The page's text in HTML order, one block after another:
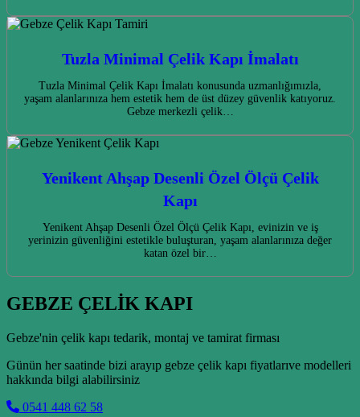
Tuzla Minimal Çelik Kapı İmalatı
Tuzla Minimal Çelik Kapı İmalatı konusunda uzmanlığımızla,
yaşam alanlarınıza hem estetik hem de üst düzey güvenlik katıyoruz.
Gebze merkezli çelik…
Yenikent Ahşap Desenli Özel Ölçü Çelik
Kapı
Yenikent Ahşap Desenli Özel Ölçü Çelik Kapı, evinizin ve iş
yerinizin güvenliğini estetikle buluşturan, yaşam alanlarınıza değer
katan özel bir…
GEBZE ÇELİK KAPI
Gebze'nin çelik kapı tedarik, montaj ve tamirat firması
Günün her saatinde bizi arayıp gebze çelik kapı fiyatlarıve modelleri
hakkında bilgi alabilirsiniz
0541 448 62 58